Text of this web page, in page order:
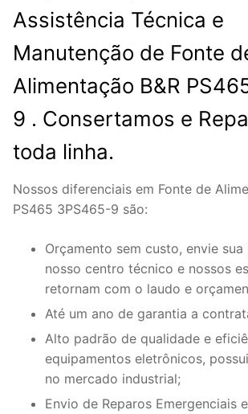
Assistência Técnica e
Manutenção de Fonte
Alimentação B&R
9 . Consertamos e
toda linha.
Nossos diferenciais em Fonte de
PS465 3PS465-9 são:
Orçamento sem custo, envie sua
nosso centro técnico e nossos
retornam com o laudo e
Até um ano de garantia a
Alto padrão de qualidade e
equipamentos eletrônicos,
no mercado industrial;
Envio de Reparos Emergenciais